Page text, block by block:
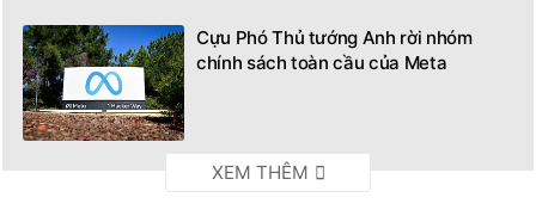
Cựu Phó Thủ tướng Anh rời nhóm
chính sách toàn cầu của Meta